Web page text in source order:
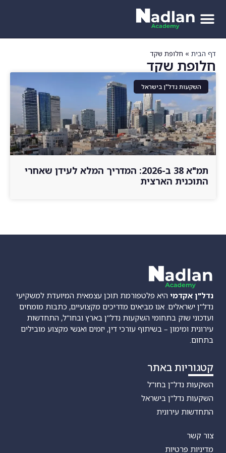
דף הבית » חלופת שקד
חלופת שקד
השקעות נדל"ן בישראל
תמ"א 38 ב-2026: המדריך המלא לעידן שאחרי
התוכנית הארצית
נדל"ן אקדמי היא פלטפורמת תוכן עצמאית המיועדת למשקיעי
נדל"ן ישראלים. אנו מביאים מדריכים מקצועיים, כתבות מומחים
ועדכוני שוק בתחומי השקעות נדל"ן בארץ ובחו"ל, התחדשות
עירונית ומימון – בשיתוף עורכי דין, יזמים ואנשי מקצוע מובילים
בתחום.
קטגוריות באתר
השקעות נדל"ן בחו"ל
השקעות נדל"ן בישראל
התחדשות עירונית
צור קשר
מדיניות פרטיות